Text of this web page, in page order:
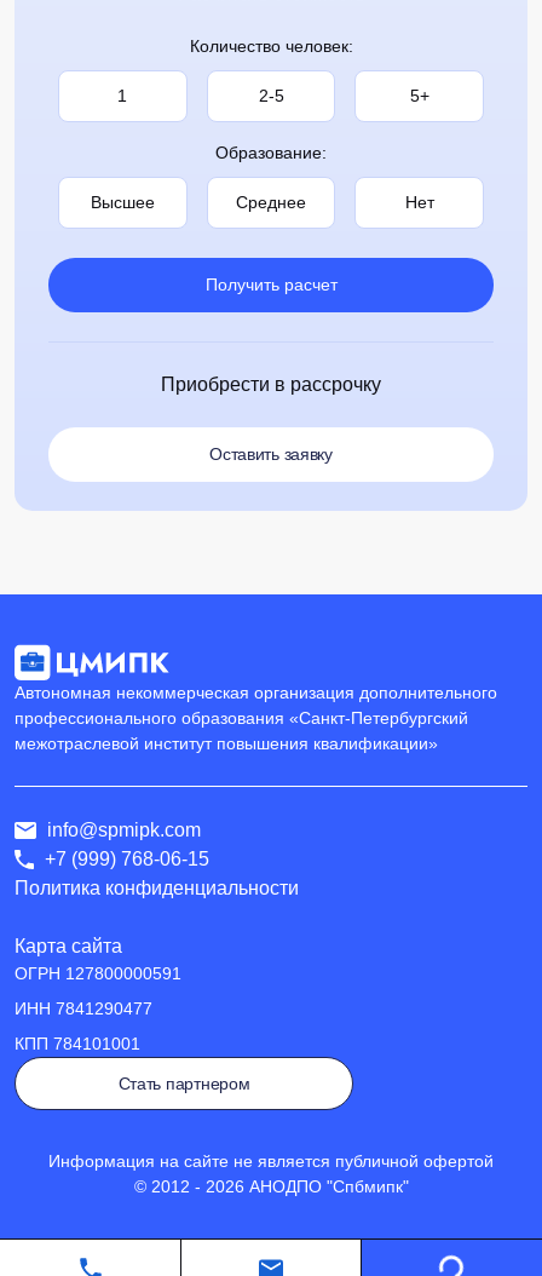
Loading...
Количество человек:
1 2-5 5+
Образование:
Высшее Среднее Нет
Получить расчет
Приобрести в рассрочку
Оставить заявку
Автономная некоммерческая организация дополнительного
профессионального образования «Санкт-Петербургский
межотраслевой институт повышения квалификации»
Политика конфиденциальности
Карта сайта
ОГРН 127800000591
ИНН 7841290477
КПП 784101001
info@spmipk.com
+7 (999) 768-06-15
Стать партнером
Информация на сайте не является публичной офертой
© 2012 - 2026 АНОДПО "Спбмипк"